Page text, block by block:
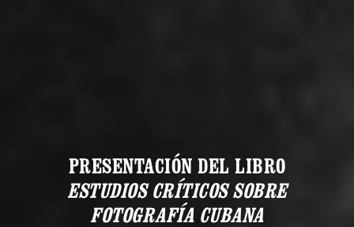
PRESENTACIÓN DEL LIBRO
ESTUDIOS CRÍTICOS SOBRE
FOTOGRAFÍA CUBANA